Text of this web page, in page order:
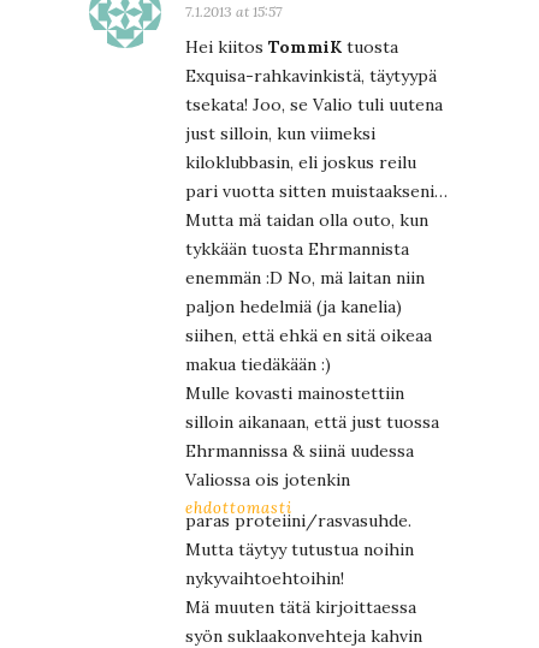
7.1.2013 at 15:57
Hei kiitos TommiK tuosta
Exquisa-rahkavinkistä, täytyypä
tsekata! Joo, se Valio tuli uutena
just silloin, kun viimeksi
kiloklubbasin, eli joskus reilu
pari vuotta sitten muistaakseni…
Mutta mä taidan olla outo, kun
tykkään tuosta Ehrmannista
enemmän :D No, mä laitan niin
paljon hedelmiä (ja kanelia)
siihen, että ehkä en sitä oikeaa
makua tiedäkään :)
Mulle kovasti mainostettiin
silloin aikanaan, että just tuossa
Ehrmannissa & siinä uudessa
Valiossa ois jotenkin
ehdottomasti
paras proteiini/rasvasuhde.
Mutta täytyy tutustua noihin
nykyvaihtoehtoihin!
Mä muuten tätä kirjoittaessa
syön suklaakonvehteja kahvin